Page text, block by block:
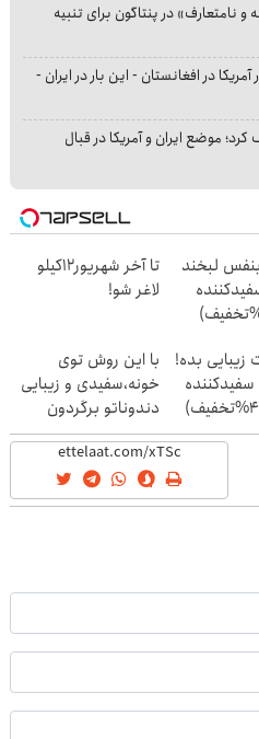
نامتعارف» در پنتاگون برای تنبیه
آمریکا در افغانستان - این بار در ایران -
موضع ایران و آمریکا در قبال
بنفس لبخند
تا آخر شهریور12کیلو
لاغر شو!
زیبایی بده!
با این روش توی
خونه،سفیدی و زیبایی
دندوناتو برگردون
(40%off)